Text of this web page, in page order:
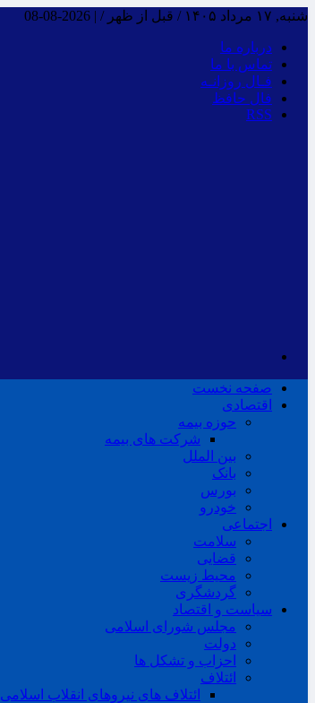
شنبه, ۱۷ مرداد ۱۴۰۵ / قبل از ظهر / |
2026-08-08
درباره ما
تماس با ما
فـال روزانـه
فال حافظ
RSS
صفحه نخست
اقتصادی
حوزه بیمه
شرکت های بیمه
بین الملل
بانک
بورس
خودرو
اجتماعی
سلامت
قضایی
محیط زیست
گردشگری
سیاست و اقتصاد
مجلس شورای اسلامی
دولت
احزاب و تشکل ها
ائتلاف
ائتلاف های نیروهای انقلاب اسلامی